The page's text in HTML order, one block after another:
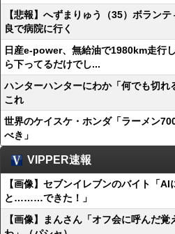
【悲報】へずまりゅう（35）ボラン
良で病院に行く
日産e-power、無給油で1980km走行
ら下ってるだけでし...
ハンターハンターにわか「何でも切
これ
世界のケイスケ・ホンダ「ラーメン
べき」
VIPPER速報
【画像】セブンイレブンのバイト「
と………できた！」
【画像】まんさん「オフ会に呼んだ